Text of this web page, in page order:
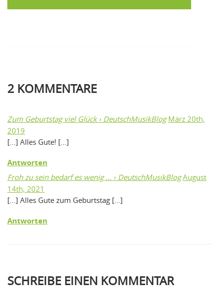
2 KOMMENTARE
Zum Geburtstag viel Glück › DeutschMusikBlog März 20th,
2019
[…] Alles Gute! […]
Antworten
Froh zu sein bedarf es wenig … › DeutschMusikBlog August
14th, 2021
[…] Alles Gute zum Geburtstag […]
Antworten
SCHREIBE EINEN KOMMENTAR